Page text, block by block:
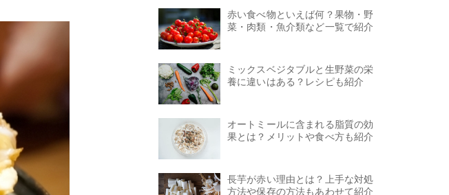
赤い食べ物といえば何？果物・野
菜・肉類・魚介類など一覧で紹介
ミックスベジタブルと生野菜の栄
養に違いはある？レシピも紹介
オートミールに含まれる脂質の効
果とは？メリットや食べ方も紹介
長芋が赤い理由とは？上手な対処
方法や保存の方法もあわせて紹介